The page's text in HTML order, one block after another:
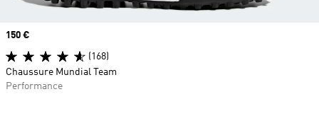
Prix
150 €
(168)
Chaussure Mundial Team
Performance